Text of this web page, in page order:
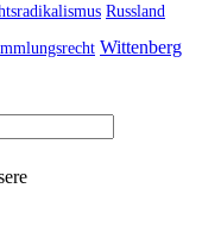
Russland
Wittenberg